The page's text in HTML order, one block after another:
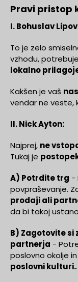
Pravi pristop
I. Bohuslav
To je zelo
vzhodu,
lokalno
Kakšen je vaš
vendar ne veste,
II. Nick Ayton:
Najprej, ne
Tukaj je
A) Potrdite trg -
povpraševanje.
prodaji ali
da bi takoj
B) Zagotovite
partnerja -
poslovno okolje
poslovni kulturi..